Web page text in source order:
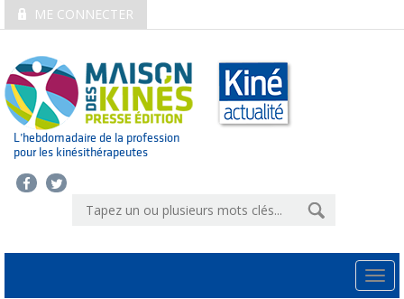
ME CONNECTER
L’hebdomadaire de la profession
pour les kinésithérapeutes